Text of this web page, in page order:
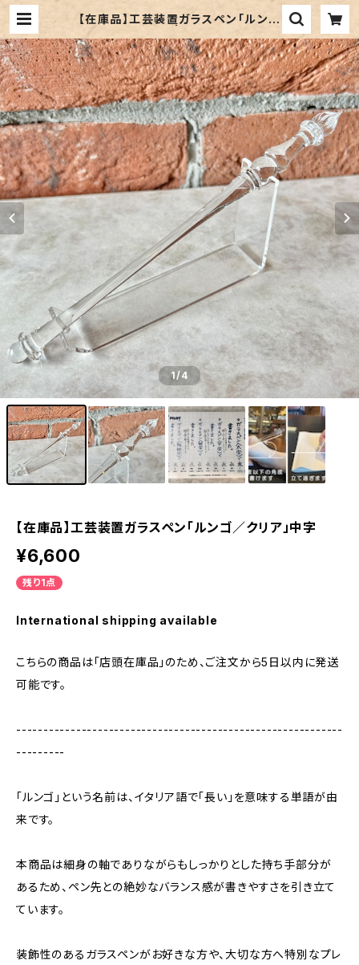
【在庫品】工芸装置ガラスペン「ルンゴ
1/4
【在庫品】工芸装置ガラスペン「ルンゴ／クリア」中字
¥6,600
残り1点
International shipping available
こちらの商品は「店頭在庫品」のため、ご注文から5日以内に発送
可能です。
------------------------------------------------------------
---------
「ルンゴ」という名前は、イタリア語で「長い」を意味する単語が由
来です。
本商品は細身の軸でありながらもしっかりとした持ち手部分が
あるため、ペン先との絶妙なバランス感が書きやすさを引き立て
ています。
装飾性のあるガラスペンがお好きな方や、大切な方へ特別なプレ